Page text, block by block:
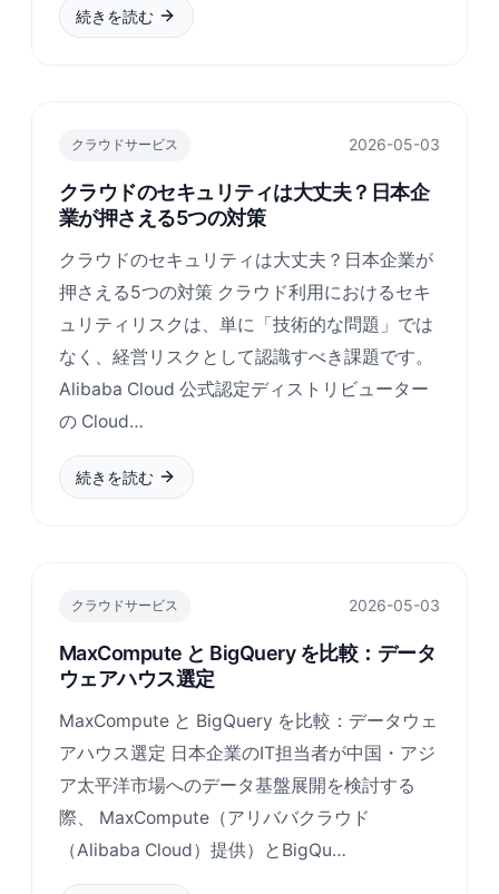
続きを読む
クラウドサービス 2026-05-03
クラウドのセキュリティは大丈夫？日本企
業が押さえる5つの対策
クラウドのセキュリティは大丈夫？日本企業が
押さえる5つの対策 クラウド利用におけるセキ
ュリティリスクは、単に「技術的な問題」では
なく、経営リスクとして認識すべき課題です。
Alibaba Cloud 公式認定ディストリビューター
の Cloud…
続きを読む
クラウドサービス 2026-05-03
MaxCompute と BigQuery を比較：データ
ウェアハウス選定
MaxCompute と BigQuery を比較：データウェ
アハウス選定 日本企業のIT担当者が中国・アジ
ア太平洋市場へのデータ基盤展開を検討する
際、 MaxCompute（アリババクラウド
（Alibaba Cloud）提供）とBigQu…